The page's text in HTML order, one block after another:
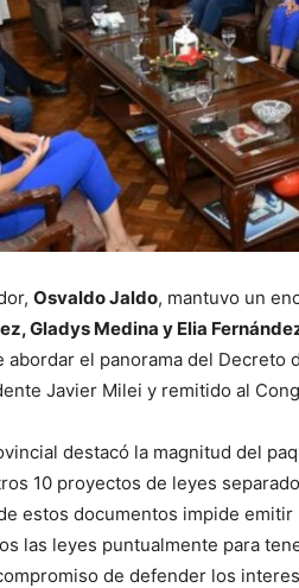
Osvaldo Jaldo, mantuvo un
Gladys Medina y Elia
abordar el panorama del Decreto
Javier Milei y remitido al
destacó la magnitud del
10 proyectos de leyes
estos documentos impide
las leyes puntualmente para
de defender los